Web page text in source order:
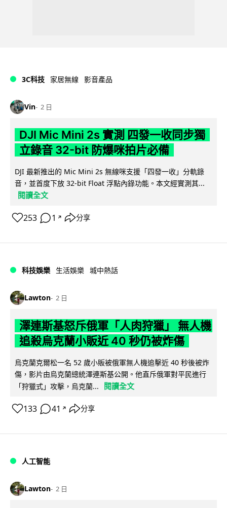
3C科技 家居無線 影音產品
Vin 2 日
DJI Mic Mini 2s 實測 四發一收同步獨
立錄音 32-bit 防爆咪拍片必備
DJI 最新推出的 Mic Mini 2s 無線咪支援「四發一收」分軌錄
音，並首度下放 32-bit Float 浮點內錄功能。本文經實測其...
閱讀全文
253 1 ↗ 分享
科技娛樂 生活娛樂 城中熱話
Lawton 2 日
澤連斯基怒斥俄軍「人肉狩獵」 無人機
追殺烏克蘭小販近 40 秒仍被炸傷
烏克蘭克爾松一名 52 歲小販被俄軍無人機追擊近 40 秒後被炸
傷，影片由烏克蘭總統澤連斯基公開。他直斥俄軍對平民進行
「狩獵式」攻擊，烏克蘭...
閱讀全文
133 41 ↗ 分享
人工智能
Lawton 2 日